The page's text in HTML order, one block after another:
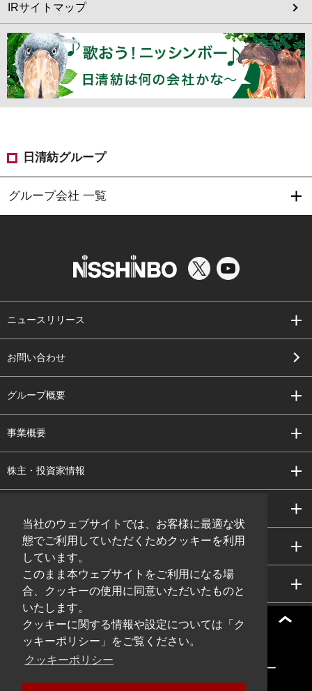
当社のウェブサイトでは、お客様に最適な状
態でご利用していただくためクッキーを利用
しています。
このまま本ウェブサイトをご利用になる場
合、クッキーの使用に同意いただいたものと
いたします。
クッキーに関する情報や設定については「ク
ッキーポリシー」をご覧ください。
クッキーポリシー
IRサイトマップ
日清紡グループ
グループ会社 一覧
ニュースリリース
お問い合わせ
グループ概要
事業概要
株主・投資家情報
研究開発
採用情報
サイトマップ
サイト利用規約
プライバシーポリシー
ソーシャルメディアポリシー